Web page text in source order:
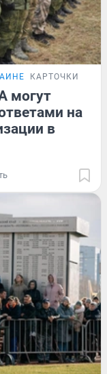
КАРТОЧКИ
могут
на
в